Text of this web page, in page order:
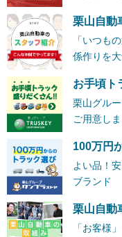
栗山自動
「いつも
係作りを大
お手頃ト
栗山グル
ご用意しま
100万円
よい品！
ブランド
栗山自動
「お客様